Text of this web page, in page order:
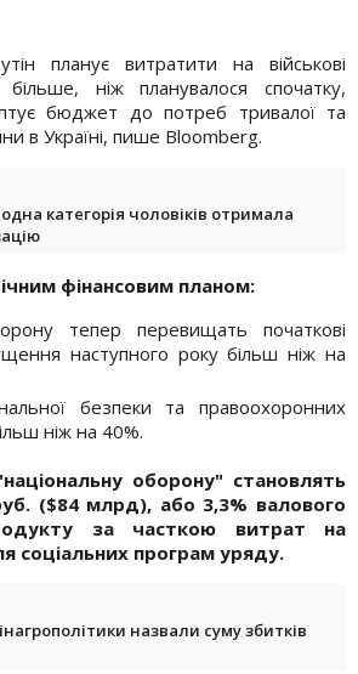
планує витратити на військові
ніж планувалося спочатку,
бюджет до потреб тривалої та
в Україні, пише Bloomberg.
категорія чоловіків отримала
фінансовим планом:
тепер перевищать початкові
наступного року більш ніж на
безпеки та правоохоронних
ніж на 40%.
оборону" становлять
($84 млрд), або 3,3% валового
за часткою витрат на
соціальних програм уряду.
назвали суму збитків